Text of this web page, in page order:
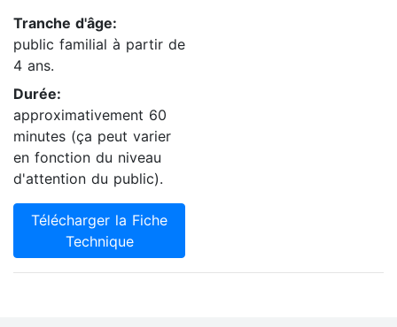
Tranche d'âge:
public familial à partir de
4 ans.
Durée:
approximativement 60
minutes (ça peut varier
en fonction du niveau
d'attention du public).
Télécharger la Fiche
Technique